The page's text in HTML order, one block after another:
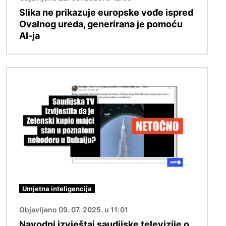
Slika ne prikazuje europske vođe ispred
Ovalnog ureda, generirana je pomoću
AI-ja
Umjetna inteligencija
Objavljeno 09. 07. 2025. u 11:01